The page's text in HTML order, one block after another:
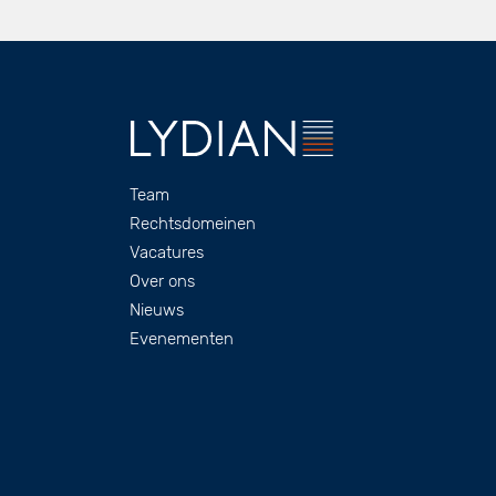
Footer
Team
Rechtsdomeinen
Vacatures
Over ons
Nieuws
Evenementen